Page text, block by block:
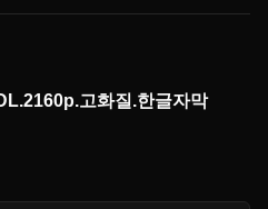
고화질.한글자막